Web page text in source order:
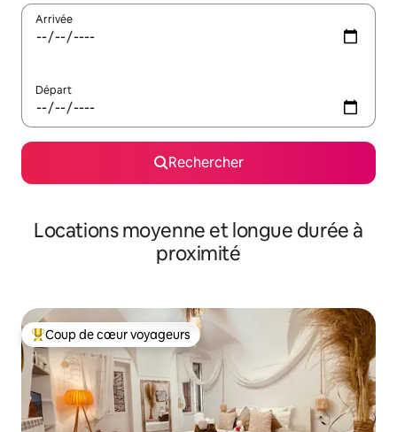
Arrivée
Départ
Rechercher
Locations moyenne et longue durée à
proximité
Coups de cœur voyageurs les plus appréciés
Coup de cœur voyageurs